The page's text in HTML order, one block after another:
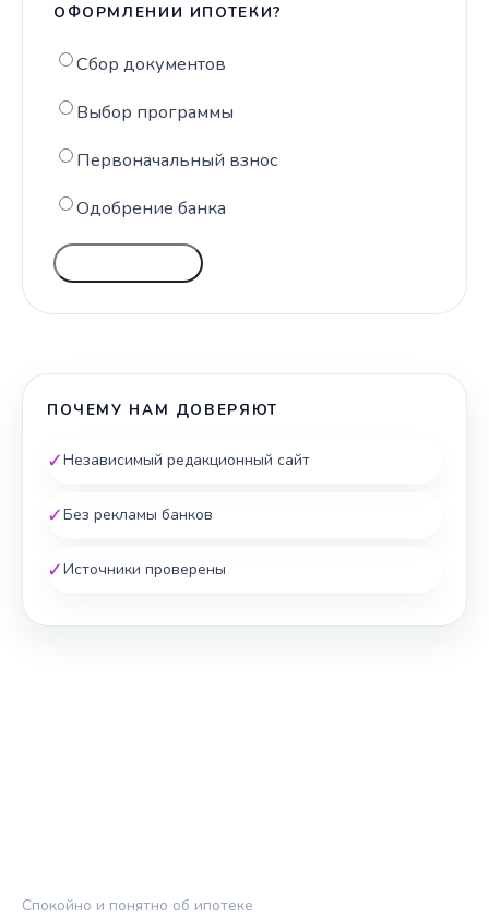
ОФОРМЛЕНИИ ИПОТЕКИ?
Сбор документов
Выбор программы
Первоначальный взнос
Одобрение банка
ПОЧЕМУ НАМ ДОВЕРЯЮТ
✓Независимый редакционный сайт
✓Без рекламы банков
✓Источники проверены
Спокойно и понятно об ипотеке